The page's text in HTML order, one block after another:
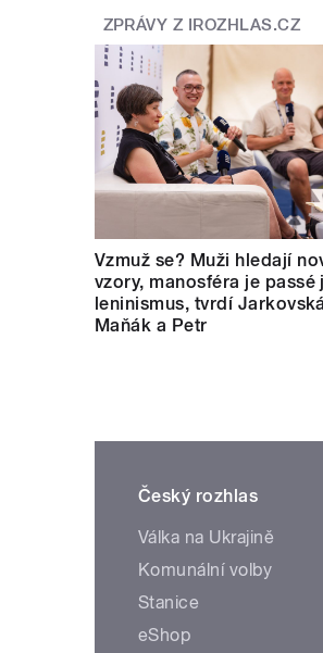
ZPRÁVY Z IROZHLAS.CZ
Vzmuž se? Muži hledají
vzory, manosféra je passé
leninismus, tvrdí
Maňák a Petr
Český rozhlas
Válka na Ukrajině
Komunální volby
Stanice
eShop